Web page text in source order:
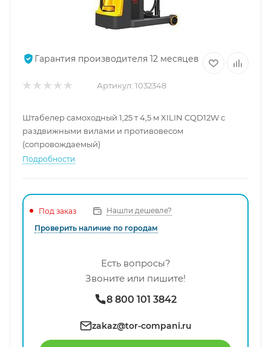
Гарантия производителя 12 месяцев
Артикул: 1032348
Штабелер самоходный 1,25 т 4,5 м XILIN CQD12W с
раздвижными вилами и противовесом
(сопровождаемый)
Подробности
Под заказ
Нашли дешевле?
Проверить наличие по городам
Есть вопросы?
Звоните или пишите!
8 800 101 3842
zakaz@tor-compani.ru